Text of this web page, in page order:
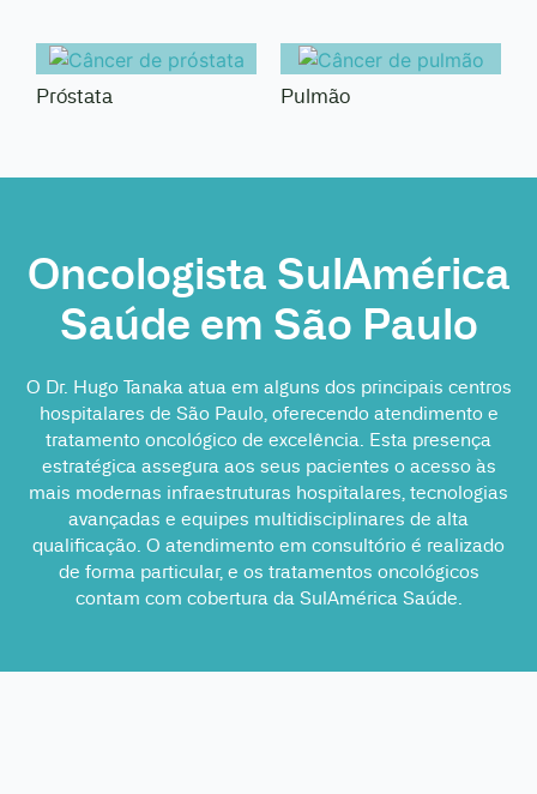
Próstata Pulmão
Oncologista SulAmérica
Saúde em São Paulo
O Dr. Hugo Tanaka atua em alguns dos principais centros
hospitalares de São Paulo, oferecendo atendimento e
tratamento oncológico de excelência. Esta presença
estratégica assegura aos seus pacientes o acesso às
mais modernas infraestruturas hospitalares, tecnologias
avançadas e equipes multidisciplinares de alta
qualificação. O atendimento em consultório é realizado
de forma particular, e os tratamentos oncológicos
contam com cobertura da SulAmérica Saúde.